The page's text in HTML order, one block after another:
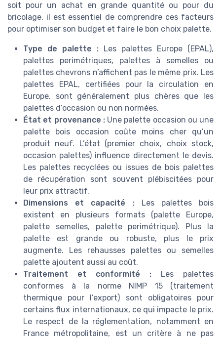
soit pour un achat en grande quantité ou pour du
bricolage, il est essentiel de comprendre ces facteurs
pour optimiser son budget et faire le bon choix palette.
Type de palette : Les palettes Europe (EPAL),
palettes perimétriques, palettes à semelles ou
palettes chevrons n’affichent pas le même prix. Les
palettes EPAL, certifiées pour la circulation en
Europe, sont généralement plus chères que les
palettes d’occasion ou non normées.
État et provenance :Une palette occasion ou une
palette bois occasion coûte moins cher qu’un
produit neuf. L’état (premier choix, choix stock,
occasion palettes) influence directement le devis.
Les palettes recyclées ou issues de bois palettes
de récupération sont souvent plébiscitées pour
leur prix attractif.
Dimensions et capacité :Les palettes bois
existent en plusieurs formats (palette Europe,
palette semelles, palette perimétrique). Plus la
palette est grande ou robuste, plus le prix
augmente. Les rehausses palettes ou semelles
palette ajoutent aussi au coût.
Traitement et conformité : Les palettes
conformes à la norme NIMP 15 (traitement
thermique pour l’export) sont obligatoires pour
certains flux internationaux, ce qui impacte le prix.
Le respect de la réglementation, notamment en
France métropolitaine, est un critère à ne pas